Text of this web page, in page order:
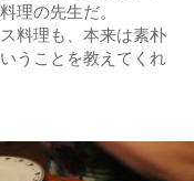
理の先生だ。
料理も、本来は素朴
うことを教えてくれ